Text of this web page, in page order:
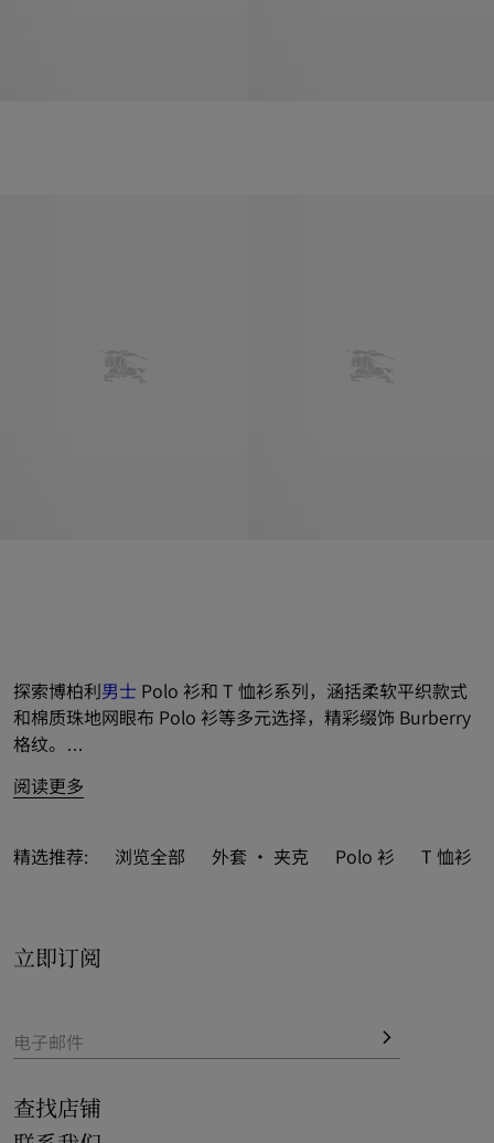
探索博柏利男士 Polo 衫和 T 恤衫系列，涵括柔软平织款式
和棉质珠地网眼布 Polo 衫等多元选择，精彩缀饰 Burberry
格纹。
全新 T 恤衫和长袖上衣缤纷亮相，巧搭品牌徽标和新意印
阅读更多
精选推荐: 浏览全部 外套 · 夹克 Polo 衫 T 恤衫
立即订阅
电子邮件
查找店铺